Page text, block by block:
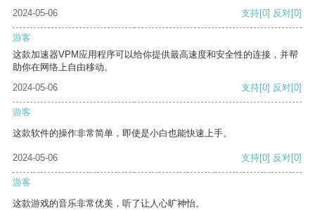
2024-05-06 支持[0] 反对[0]
游客
这款加速器VPM应用程序可以给你提供最高速度和安全性的连接，并帮
助你在网络上自由移动。
2024-05-06
支持[0] 反对[0]
游客
这款软件的操作非常简单，即使是小白也能快速上手。
2024-05-06 支持[0] 反对[0]
游客
这款游戏的音乐非常优美，听了让人心旷神怡。